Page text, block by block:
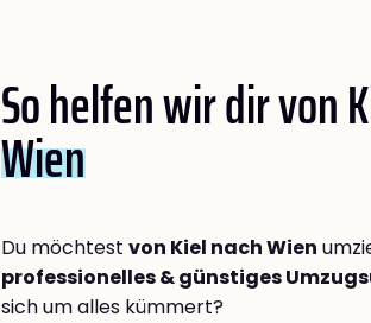
So helfen wir dir von
Wien
Du möchtest von Kiel nach Wien
professionelles & günstiges
sich um alles kümmert?